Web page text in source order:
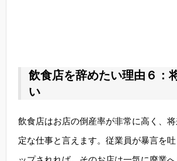
飲食店を辞めたい理由６：
い
飲食店はお店の倒産率が非常に高く、
定な仕事と言えます。従業員が暴言を